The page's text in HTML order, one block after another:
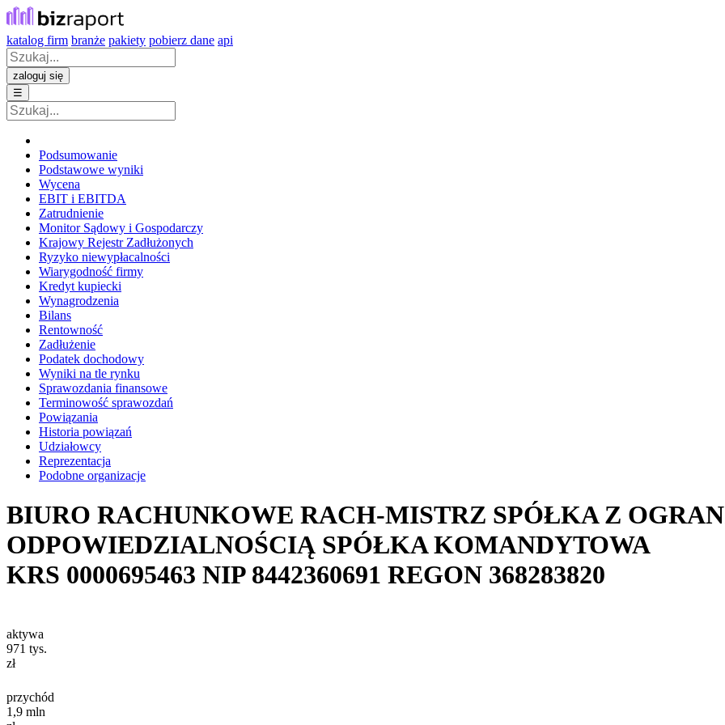
katalog firm branże pakiety pobierz dane api
zaloguj się
☰
Podsumowanie
Podstawowe wyniki
Wycena
EBIT i EBITDA
Zatrudnienie
Monitor Sądowy i Gospodarczy
Krajowy Rejestr Zadłużonych
Ryzyko niewypłacalności
Wiarygodność firmy
Kredyt kupiecki
Wynagrodzenia
Bilans
Rentowność
Zadłużenie
Podatek dochodowy
Wyniki na tle rynku
Sprawozdania finansowe
Terminowość sprawozdań
Powiązania
Historia powiązań
Udziałowcy
Reprezentacja
Podobne organizacje
BIURO RACHUNKOWE RACH-MISTRZ SPÓŁKA Z
ODPOWIEDZIALNOŚCIĄ SPÓŁKA KOMANDYTOWA
KRS 0000695463 NIP 8442360691 REGON 368283820
aktywa
971 tys.
zł
przychód
1,9 mln